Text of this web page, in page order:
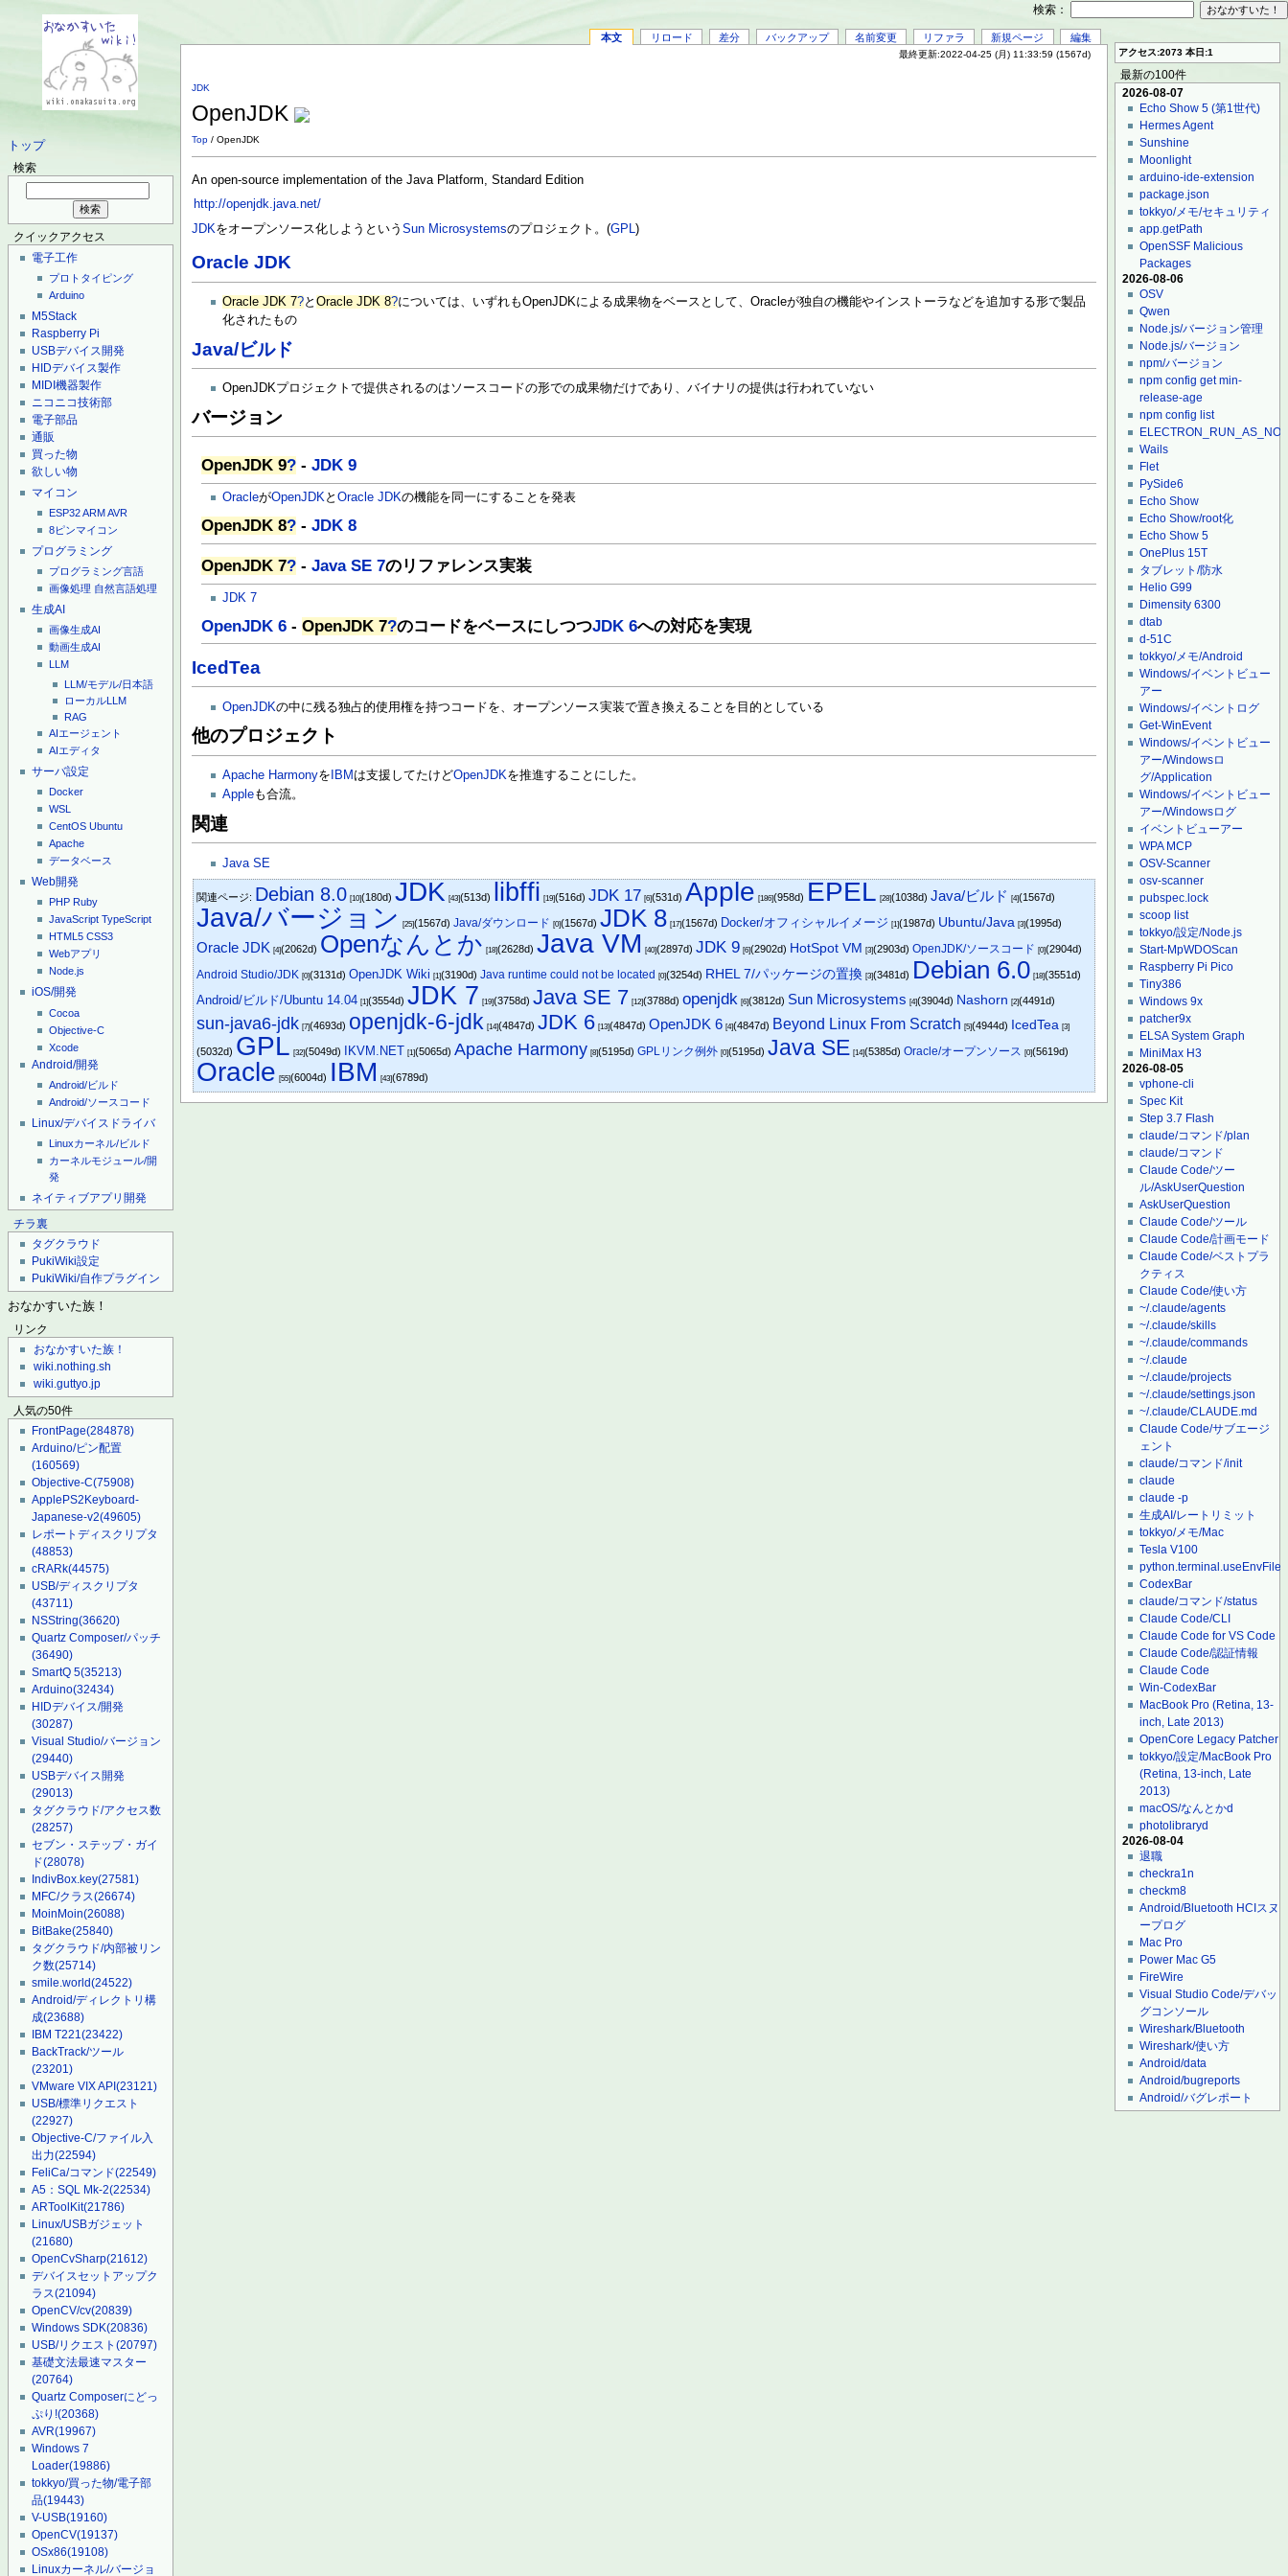
トップ
検索
クイックアクセス
電子工作
プロトタイピング
Arduino
M5Stack
Raspberry Pi
USBデバイス開発
HIDデバイス製作
MIDI機器製作
ニコニコ技術部
電子部品
通販
買った物
欲しい物
マイコン
ESP32ARMAVR
8ピンマイコン
プログラミング
プログラミング言語
画像処理 自然言語処理
生成AI
画像生成AI
動画生成AI
LLM
LLM/モデル/日本語
ローカルLLM
RAG
AIエージェント
AIエディタ
サーバ設定
Docker
WSL
CentOS Ubuntu
Apache
データベース
Web開発
PHP Ruby
JavaScript TypeScript
HTML5 CSS3
Webアプリ
Node.js
iOS/開発
Cocoa
Objective-C
Xcode
Android/開発
Android/ビルド
Android/ソースコード
Linux/デバイスドライバ
Linuxカーネル/ビルド
カーネルモジュール/開
発
ネイティブアプリ開発
チラ裏
タグクラウド
PukiWiki設定
PukiWiki/自作プラグイン
おなかすいた族！
リンク
おなかすいた族！
wiki.nothing.sh
wiki.guttyo.jp
人気の50件
FrontPage(284878)
Arduino/ピン配置
(160569)
Objective-C(75908)
ApplePS2Keyboard-
Japanese-v2(49605)
レポートディスクリプタ
(48853)
cRARk(44575)
USB/ディスクリプタ
(43711)
NSString(36620)
Quartz Composer/パッチ
(36490)
SmartQ 5(35213)
Arduino(32434)
HIDデバイス/開発
(30287)
Visual Studio/バージョン
(29440)
USBデバイス開発
(29013)
タグクラウド/アクセス数
(28257)
セブン・ステップ・ガイ
ド(28078)
IndivBox.key(27581)
MFC/クラス(26674)
MoinMoin(26088)
BitBake(25840)
タグクラウド/内部被リン
ク数(25714)
smile.world(24522)
Android/ディレクトリ構
成(23688)
IBM T221(23422)
BackTrack/ツール
(23201)
VMware VIX API(23121)
USB/標準リクエスト
(22927)
Objective-C/ファイル入
出力(22594)
FeliCa/コマンド(22549)
A5：SQL Mk-2(22534)
ARToolKit(21786)
Linux/USBガジェット
(21680)
OpenCvSharp(21612)
デバイスセットアップク
ラス(21094)
OpenCV/cv(20839)
Windows SDK(20836)
USB/リクエスト(20797)
基礎文法最速マスター
(20764)
Quartz Composerにどっ
ぷり!(20368)
AVR(19967)
Windows 7
Loader(19886)
tokkyo/買った物/電子部
品(19443)
V-USB(19160)
OpenCV(19137)
OSx86(19108)
Linuxカーネル/バージョ
本文 リロード 差分 バックアップ 名前変更 リファラ 新規ページ 編集
最終更新:2022-04-25 (月) 11:33:59 (1567d)
JDK
OpenJDK
Top / OpenJDK
An open-source implementation of the Java Platform, Standard Edition
http://openjdk.java.net/
JDKをオープンソース化しようというSun Microsystemsのプロジェクト。(GPL)
Oracle JDK
Oracle JDK 7?とOracle JDK 8?については、いずれもOpenJDKによる成果物をベースとして、Oracleが独自の機能やインストーラなどを追加する形で製品
化されたもの
Java/ビルド
OpenJDKプロジェクトで提供されるのはソースコードの形での成果物だけであり、バイナリの提供は行われていない
バージョン
OpenJDK 9? -JDK 9
OracleがOpenJDKとOracle JDKの機能を同一にすることを発表
OpenJDK 8? -JDK 8
OpenJDK 7? -Java SE 7のリファレンス実装
JDK 7
OpenJDK 6 -OpenJDK 7?のコードをベースにしつつJDK 6への対応を実現
IcedTea
OpenJDKの中に残る独占的使用権を持つコードを、オープンソース実装で置き換えることを目的としている
他のプロジェクト
Apache Harmonyを IBM は支援してたけどOpenJDKを推進することにした。
Appleも合流。
関連
Java SE
関連ページ: Debian 8.0 [10](180d)JDK [43](513d) libffi [19](516d)JDK 17 [6](531d)Apple [186](958d) EPEL [28](1038d)Java/ビルド [4](1567d)
Java/バージョン [25](1567d)Java/ダウンロード [0](1567d)JDK 8 [17](1567d) Docker/オフィシャルイメージ [1](1987d) Ubuntu/Java [3](1995d)
Oracle JDK [4](2062d) Openなんとか [18](2628d)Java VM [40](2897d)JDK 9 [6](2902d) HotSpot VM [3](2903d)OpenJDK/ソースコード [0](2904d)
Android Studio/JDK [0](3131d)OpenJDK Wiki [1](3190d)Java runtime could not be located [0](3254d) RHEL 7/パッケージの置換 [3](3481d) Debian 6.0 [18](3551d)
Android/ビルド/Ubuntu 14.04 [1](3554d)JDK 7 [19](3758d)Java SE 7 [12](3788d)openjdk [6](3812d) Sun Microsystems [4](3904d) Nashorn [2](4491d)
sun-java6-jdk [7](4693d) openjdk-6-jdk [14](4847d)JDK 6 [13](4847d)OpenJDK 6 [4](4847d) Beyond Linux From Scratch [5](4944d) IcedTea [3]
(5032d) GPL [32](5049d) IKVM.NET [1](5065d)Apache Harmony [8](5195d)GPLリンク例外 [0](5195d)Java SE [14](5385d)Oracle/オープンソース [0](5619d)
Oracle [55](6004d) IBM [43](6789d)
アクセス:2073 本日:1
最新の100件
2026-08-07
Echo Show 5 (第1世代)
Hermes Agent
Sunshine
Moonlight
arduino-ide-extension
package.json
tokkyo/メモ/セキュリティ
app.getPath
OpenSSF Malicious
Packages
2026-08-06
OSV
Qwen
Node.js/バージョン管理
Node.js/バージョン
npm/バージョン
npm config get min-
release-age
npm config list
Wails
Flet
PySide6
Echo Show
Echo Show/root化
Echo Show 5
OnePlus 15T
タブレット/防水
Helio G99
Dimensity 6300
dtab
d-51C
tokkyo/メモ/Android
Windows/イベントビュー
アー
Windows/イベントログ
Get-WinEvent
Windows/イベントビュー
アー/Windowsロ
グ/Application
Windows/イベントビュー
アー/Windowsログ
イベントビューアー
WPA MCP
OSV-Scanner
osv-scanner
pubspec.lock
scoop list
tokkyo/設定/Node.js
Start-MpWDOScan
Raspberry Pi Pico
Tiny386
Windows 9x
patcher9x
ELSA System Graph
MiniMax H3
2026-08-05
vphone-cli
Spec Kit
Step 3.7 Flash
claude/コマンド/plan
claude/コマンド
Claude Code/ツー
ル/AskUserQuestion
AskUserQuestion
Claude Code/ツール
Claude Code/計画モード
Claude Code/ベストプラ
クティス
Claude Code/使い方
~/.claude/agents
~/.claude/skills
~/.claude/commands
~/.claude
~/.claude/projects
~/.claude/settings.json
~/.claude/CLAUDE.md
Claude Code/サブエージ
ェント
claude/コマンド/init
claude
claude -p
生成AI/レートリミット
tokkyo/メモ/Mac
Tesla V100
python.terminal.useEnvFile
CodexBar
claude/コマンド/status
Claude Code/CLI
Claude Code for VS Code
Claude Code/認証情報
Claude Code
Win-CodexBar
MacBook Pro (Retina, 13-
inch, Late 2013)
OpenCore Legacy Patcher
tokkyo/設定/MacBook Pro
(Retina, 13-inch, Late
2013)
macOS/なんとかd
photolibraryd
2026-08-04
退職
checkra1n
checkm8
Android/Bluetooth HCIスヌ
ープログ
Mac Pro
Power Mac G5
FireWire
Visual Studio Code/デバッ
グコンソール
Wireshark/Bluetooth
Wireshark/使い方
Android/data
Android/bugreports
Android/バグレポート
検索：